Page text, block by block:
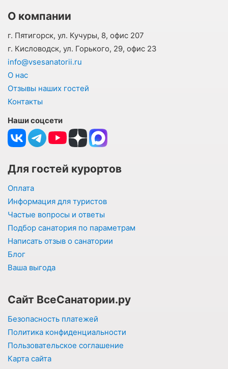
О компании
г. Пятигорск, ул. Кучуры, 8, офис 207
г. Кисловодск, ул. Горького, 29, офис 23
info@vsesanatorii.ru
О нас
Отзывы наших гостей
Контакты
Наши соцсети
Для гостей курортов
Оплата
Информация для туристов
Частые вопросы и ответы
Подбор санатория по параметрам
Написать отзыв о санатории
Блог
Ваша выгода
Сайт ВсеСанатории.ру
Безопасность платежей
Политика конфиденциальности
Пользовательское соглашение
Карта сайта